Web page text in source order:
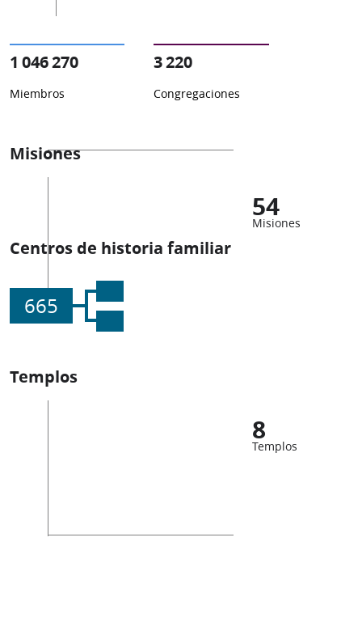
1 046 270
Miembros
3 220
Congregaciones
Misiones
54
Misiones
Centros de historia familiar
665
Templos
8
Templos